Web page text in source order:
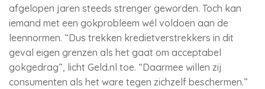
afgelopen jaren steeds strenger geworden. Toch kan
iemand met een gokprobleem wél voldoen aan de
leennormen. “Dus trekken kredietverstrekkers in dit
geval eigen grenzen als het gaat om acceptabel
gokgedrag”, licht Geld.nl toe. “Daarmee willen zij
consumenten als het ware tegen zichzelf beschermen.”